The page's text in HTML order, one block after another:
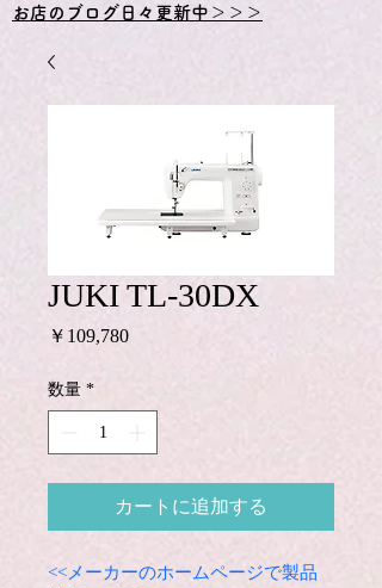
お店のブログ日々更新中＞＞＞
JUKI TL-30DX
￥109,780価
数量 *
カートに追加する
<<メーカーのホームページで製品